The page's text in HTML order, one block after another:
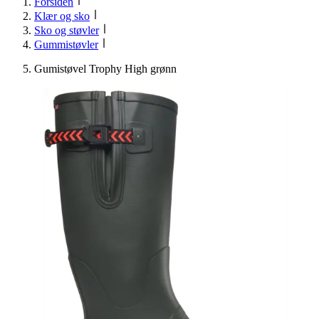
Klær og sko
Sko og støvler
Gummistøvler
Gumistøvel Trophy High grønn